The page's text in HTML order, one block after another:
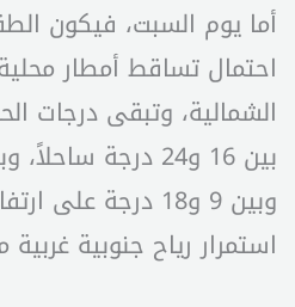
أما يوم السبت، فيكون
احتمال تساقط أمطار
الشمالية، وتبقى درجات
استمرار رياح جنوبية غربية